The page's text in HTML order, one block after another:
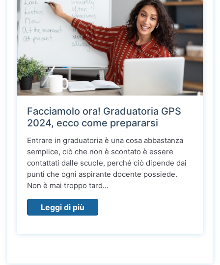
Facciamolo ora! Graduatoria GPS
2024, ecco come prepararsi
Entrare in graduatoria è una cosa abbastanza
semplice, ciò che non è scontato è essere
contattati dalle scuole, perché ciò dipende dai
punti che ogni aspirante docente possiede.
Non è mai troppo tard...
Leggi di più